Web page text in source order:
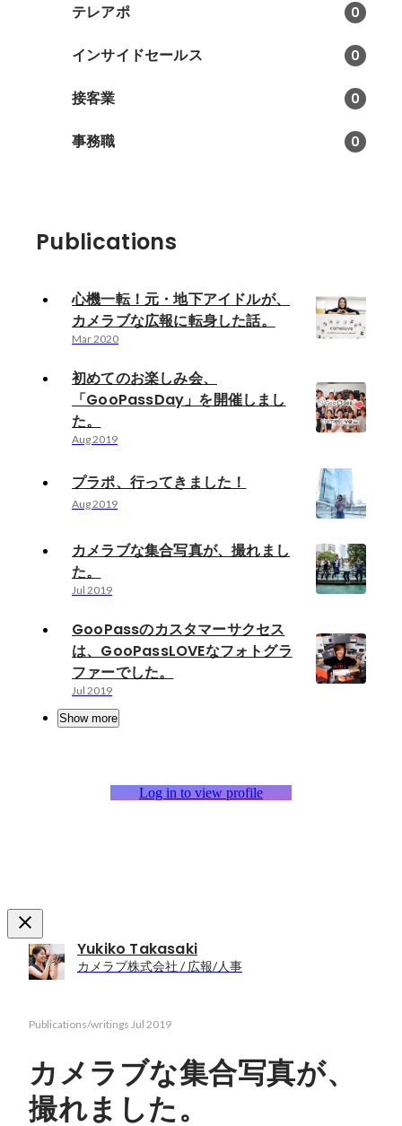
テレアポ 0
インサイドセールス 0
接客業 0
事務職 0
Publications
心機一転！元・地下アイドルが、
カメラブな広報に転身した話。
Mar 2020
初めてのお楽しみ会、
「GooPassDay」を開催しまし
た。
Aug 2019
プラポ、行ってきました！
Aug 2019
カメラブな集合写真が、撮れまし
た。
Jul 2019
GooPassのカスタマーサクセス
は、GooPassLOVEなフォトグラ
ファーでした。
Jul 2019
Show more
Log in to view profile
Yukiko Takasaki
カメラブ株式会社 / 広報/人事
Publications/writings Jul 2019
カメラブな集合写真が、
撮れました。